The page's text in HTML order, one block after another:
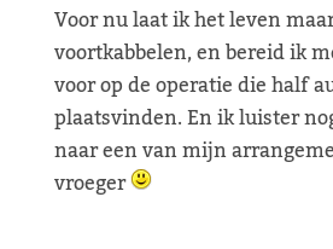
Voor nu laat ik het leven
voortkabbelen, en bereid ik
voor op de operatie die half
plaatsvinden. En ik luister
naar een van mijn
vroeger